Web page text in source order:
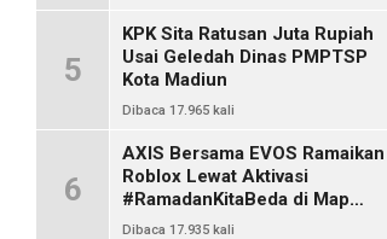
5
KPK Sita Ratusan Juta Rupiah
Usai Geledah Dinas PMPTSP
Kota Madiun
Dibaca 17.965 kali
6
AXIS Bersama EVOS Ramaikan
Roblox Lewat Aktivasi
#RamadanKitaBeda di Map
Indo Chat
Dibaca 17.935 kali